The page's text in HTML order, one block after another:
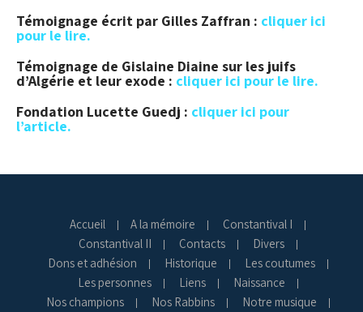
Témoignage écrit par Gilles Zaffran : cliquer ici
pour le lire.
Témoignage de Gislaine Diaine sur les juifs
d’Algérie et leur exode : cliquer ici pour le lire.
Fondation Lucette Guedj : cliquer ici pour
l’article.
Accueil A la mémoire
Constantival I
Constantival II
Contacts
Divers
Dons et adhésion
Historique
Les coutumes
Les personnes
Liens
Naissance
Nos champions
Nos Rabbins Notre musique